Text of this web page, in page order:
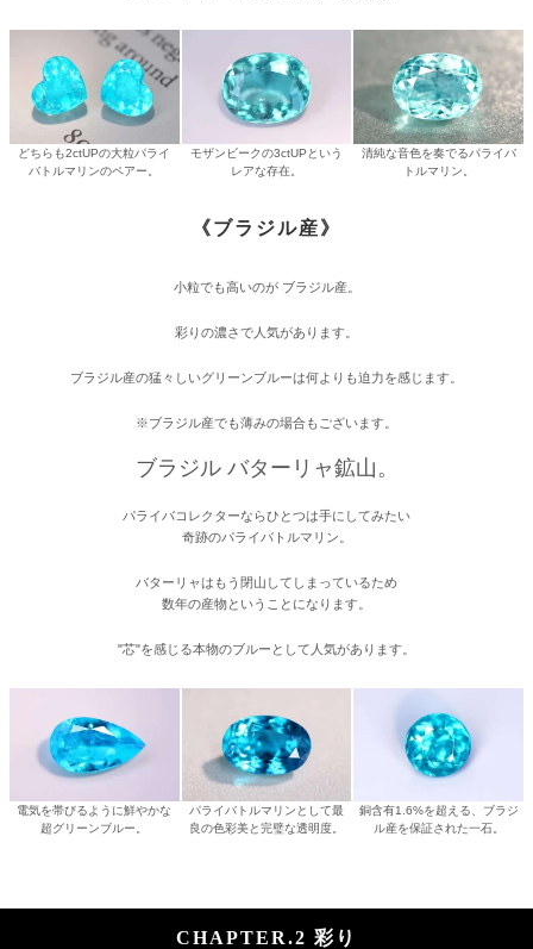
どちらも2ctUPの大粒パライ
バトルマリンのペアー。
モザンビークの3ctUPという
レアな存在。
清純な音色を奏でるパライバ
トルマリン。
《ブラジル産》
小粒でも高いのが ブラジル産。
彩りの濃さで人気があります。
ブラジル産の猛々しいグリーンブルーは何よりも迫力を感じます。
※ブラジル産でも薄みの場合もございます。
ブラジル バターリャ鉱山。
パライバコレクターならひとつは手にしてみたい
奇跡のパライバトルマリン。
バターリャはもう閉山してしまっているため
数年の産物ということになります。
"芯"を感じる本物のブルーとして人気があります。
電気を帯びるように鮮やかな
超グリーンブルー。
パライバトルマリンとして最
良の色彩美と完璧な透明度。
銅含有1.6%を超える、ブラジ
ル産を保証された一石。
CHAPTER.2 彩り